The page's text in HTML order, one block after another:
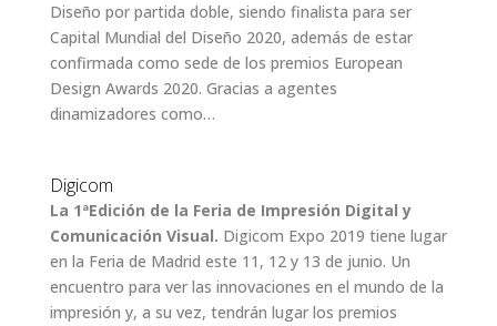
Diseño por partida doble, siendo finalista para ser
Capital Mundial del Diseño 2020, además de estar
confirmada como sede de los premios European
Design Awards 2020. Gracias a agentes
dinamizadores como…
Digicom
La 1ªEdición de la Feria de Impresión Digital y
Comunicación Visual. Digicom Expo 2019 tiene lugar
en la Feria de Madrid este 11, 12 y 13 de junio. Un
encuentro para ver las innovaciones en el mundo de la
impresión y, a su vez, tendrán lugar los premios